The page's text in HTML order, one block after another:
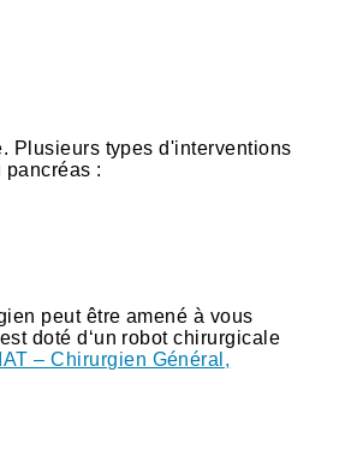
Plusieurs types d'interventions
:
peut être amené à vous
doté d‘un robot chirurgicale
– Chirurgien Général,